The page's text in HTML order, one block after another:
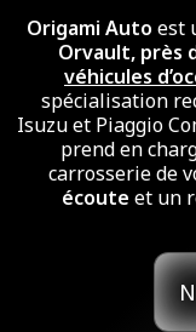
Origami Auto est
Orvault, près
véhicules
spécialisation
Isuzu et Piaggio
prend en
carrosserie de
écoute et un